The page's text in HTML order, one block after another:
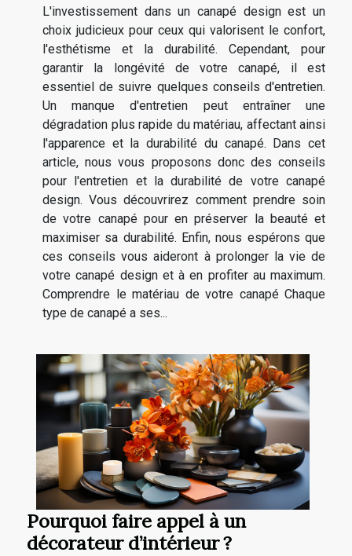
L'investissement dans un canapé design est un
choix judicieux pour ceux qui valorisent le confort,
l'esthétisme et la durabilité. Cependant, pour
garantir la longévité de votre canapé, il est
essentiel de suivre quelques conseils d'entretien.
Un manque d'entretien peut entraîner une
dégradation plus rapide du matériau, affectant ainsi
l'apparence et la durabilité du canapé. Dans cet
article, nous vous proposons donc des conseils
pour l'entretien et la durabilité de votre canapé
design. Vous découvrirez comment prendre soin
de votre canapé pour en préserver la beauté et
maximiser sa durabilité. Enfin, nous espérons que
ces conseils vous aideront à prolonger la vie de
votre canapé design et à en profiter au maximum.
Comprendre le matériau de votre canapé Chaque
type de canapé a ses...
Pourquoi faire appel à un
décorateur d’intérieur ?